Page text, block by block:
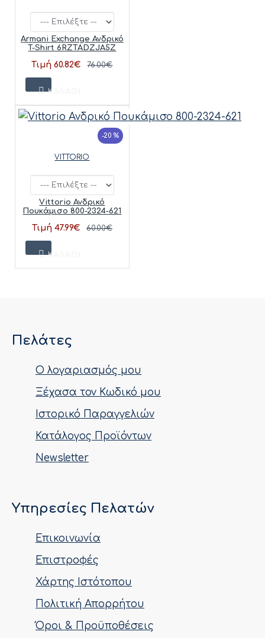
Armani Exchange Ανδρικό
T-Shirt 6RZTADZJA5Z
Τιμή 60.82€ 76.00€
ΚΑΛΆΘΙ
-20 %
VITTORIO
Vittorio Ανδρικό
Πουκάμισο 800-2324-621
Τιμή 47.99€ 60.00€
ΚΑΛΆΘΙ
Πελάτες
Ο λογαριασμός μου
Ξέχασα τον Κωδικό μου
Ιστορικό Παραγγελιών
Κατάλογος Προϊόντων
Newsletter
Υπηρεσίες Πελατών
Επικοινωνία
Επιστροφές
Χάρτης Ιστότοπου
Πολιτική Απορρήτου
Όροι & Προϋποθέσεις